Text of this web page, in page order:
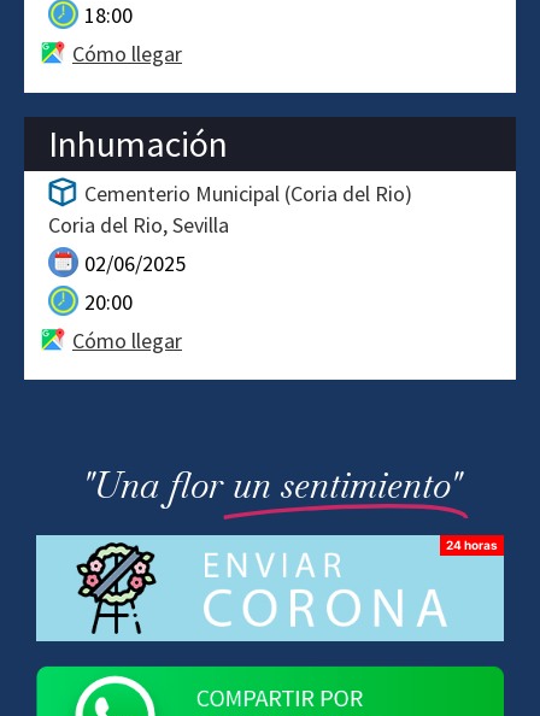
18:00
Cómo llegar
Inhumación
Cementerio Municipal (Coria del Rio)
Coria del Rio Sevilla
02/06/2025
20:00
Cómo llegar
"Una flor un sentimiento"